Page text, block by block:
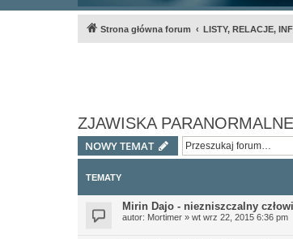
Strona główna forum LISTY, RELACJE,
ZJAWISKA PARANORMALNE
NOWY TEMAT
TEMATY
Mirin Dajo - niezniszczalny
autor: Mortimer » wt wrz 22, 2015 6:36 pm